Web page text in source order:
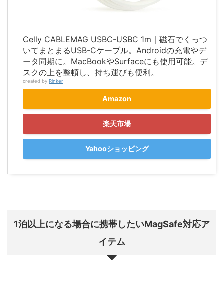
Celly CABLEMAG USBC-USBC 1m｜磁石でくっつ
いてまとまるUSB-Cケーブル。Androidの充電やデ
ータ同期に。MacBookやSurfaceにも使用可能。デ
スクの上を整頓し、持ち運びも便利。
created by Rinker
Amazon
楽天市場
Yahooショッピング
1泊以上になる場合に携帯したいMagSafe対応ア
イテム